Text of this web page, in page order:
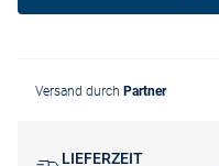
Versand durch Partner
LIEFERZEIT